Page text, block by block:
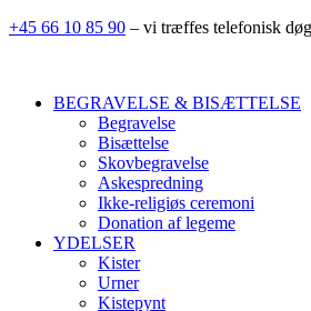
+45 66 10 85 90 – vi træffes telefonisk
BEGRAVELSE & BISÆTTELSE
Begravelse
Bisættelse
Skovbegravelse
Askespredning
Ikke-religiøs ceremoni
Donation af legeme
YDELSER
Kister
Urner
Kistepynt